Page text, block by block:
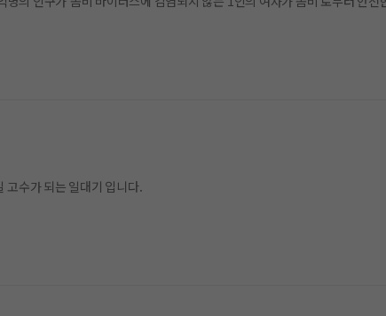
무협세계에 회귀하여 팽가에서 천하제일 고수가 되는 일대기 입니다.